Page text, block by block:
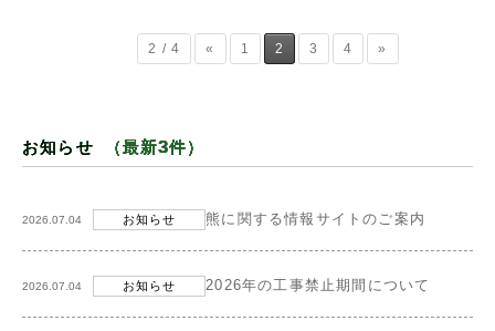
2 / 4 « 1 2 3 4 »
お知らせ （最新3件）
2026.07.04 お知らせ 熊に関する情報サイトのご案内
2026.07.04 お知らせ 2026年の工事禁止期間について